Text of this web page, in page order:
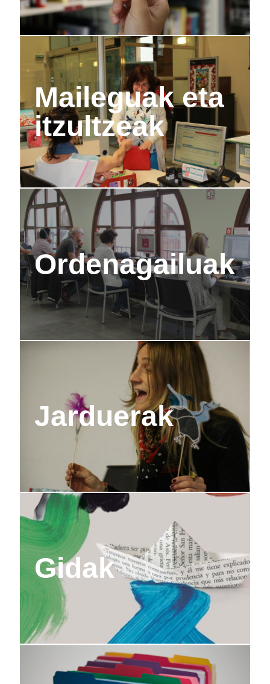
Maileguak eta
itzultzeak
Ordenagailuak
Jarduerak
Gidak